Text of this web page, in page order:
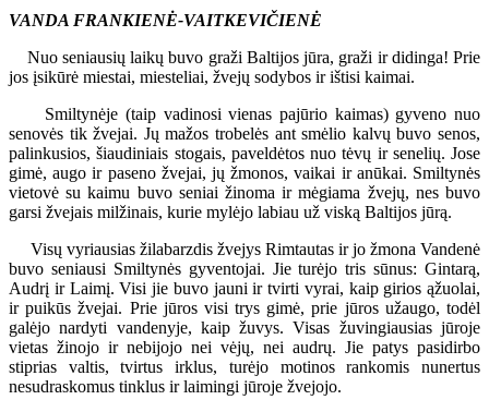
VANDA FRANKIENĖ-VAITKEVIČIENĖ
Nuo seniausių laikų buvo graži Baltijos jūra, graži ir didinga! Prie
jos įsikūrė miestai, miesteliai, žvejų sodybos ir ištisi kaimai.
Smiltynėje (taip vadinosi vienas pajūrio kaimas) gyveno nuo
senovės tik žvejai. Jų mažos trobelės ant smėlio kalvų buvo senos,
palinkusios, šiaudiniais stogais, paveldėtos nuo tėvų ir senelių. Jose
gimė, augo ir paseno žvejai, jų žmonos, vaikai ir anūkai. Smiltynės
vietovė su kaimu buvo seniai žinoma ir mėgiama žvejų, nes buvo
garsi žvejais milžinais, kurie mylėjo labiau už viską Baltijos jūrą.
Visų vyriausias žilabarzdis žvejys Rimtautas ir jo žmona Vandenė
buvo seniausi Smiltynės gyventojai. Jie turėjo tris sūnus: Gintarą,
Audrį ir Laimį. Visi jie buvo jauni ir tvirti vyrai, kaip girios ąžuolai,
ir puikūs žvejai. Prie jūros visi trys gimė, prie jūros užaugo, todėl
galėjo nardyti vandenyje, kaip žuvys. Visas žuvingiausias jūroje
vietas žinojo ir nebijojo nei vėjų, nei audrų. Jie patys pasidirbo
stiprias valtis, tvirtus irklus, turėjo motinos rankomis nunertus
nesudraskomus tinklus ir laimingi jūroje žvejojo.